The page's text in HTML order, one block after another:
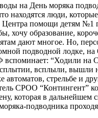
на День моряка
находятся люди,
помощи детям №1
хочу образование,
дают многое. Но,
подводной лодке,
“Ходили на
всплыли, вышли
автоматов, стрельбе и
СРОО “Контингент”
которая в дальнейшем
подводника